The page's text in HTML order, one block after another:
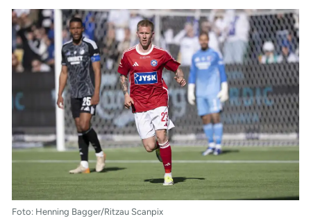
Foto: Henning Bagger/Ritzau Scanpix